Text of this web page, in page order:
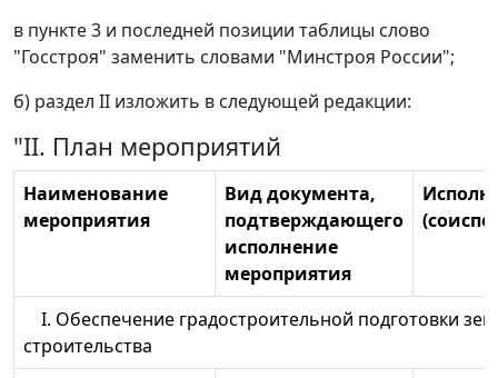
в пункте 3 и последней позиции таблицы слово
"Госстроя" заменить словами "Минстроя России";
б) раздел II изложить в следующей редакции:
"II. План мероприятий
Наименование
мероприятия
Вид документа,
подтверждающего
исполнение
мероприятия
I. Обеспечение градостроительной подготовки
строительства